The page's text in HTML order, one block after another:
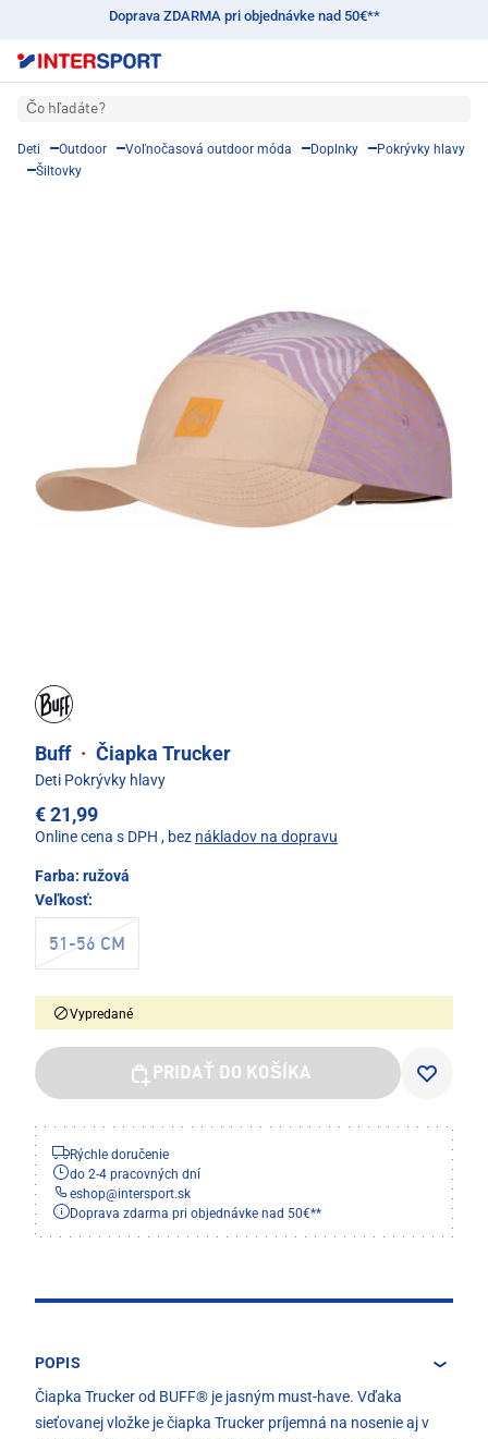
Doprava ZDARMA pri objednávke nad 50€**
Čo hľadáte?
Deti Outdoor Voľnočasová outdoor móda Doplnky
Pokrývky hlavy
Šiltovky
Buff · Čiapka Trucker
Deti Pokrývky hlavy
€ 21,99
Online cena s DPH , bez nákladov na dopravu
Farba: ružová
Veľkosť:
51-56 CM
Vypredané
PRIDAŤ DO KOŠÍKA
Rýchle doručenie
do 2-4 pracovných dní
eshop@intersport.sk
Doprava zdarma pri objednávke nad 50€**
POPIS
Čiapka Trucker od BUFF® je jasným must-have. Vďaka
sieťovanej vložke je čiapka Trucker príjemná na nosenie aj v